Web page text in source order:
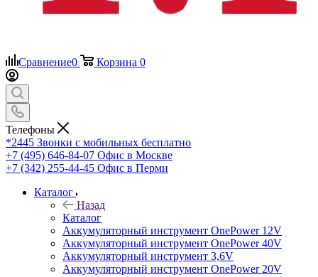
Сравнение0 Корзина 0
Телефоны
*2445 Звонки с мобильных бесплатно
+7 (495) 646-84-07 Офис в Москве
+7 (342) 255-44-45 Офис в Перми
Каталог
Назад
Каталог
Аккумуляторный инструмент OnePower 12V
Аккумуляторный инструмент OnePower 40V
Аккумуляторный инструмент 3,6V
Аккумуляторный инструмент OnePower 20V